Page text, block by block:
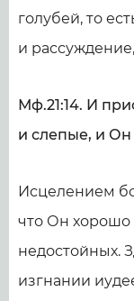
голубей, то
и
Мф.21:14. И
и слепые, и Он
Исцелением
что Он хорошо
недостойных.
изгнании